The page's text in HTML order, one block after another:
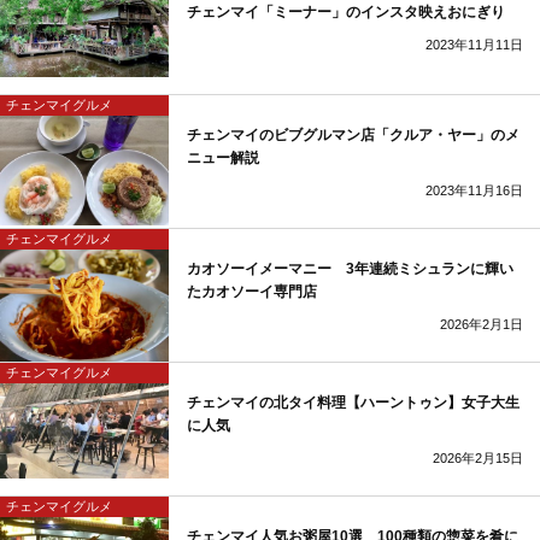
チェンマイ「ミーナー」のインスタ映えおにぎり
2023年11月11日
チェンマイグルメ
チェンマイのビブグルマン店「クルア・ヤー」のメ
ニュー解説
2023年11月16日
チェンマイグルメ
カオソーイメーマニー 3年連続ミシュランに輝い
たカオソーイ専門店
2026年2月1日
チェンマイグルメ
チェンマイの北タイ料理【ハーントゥン】女子大生
に人気
2026年2月15日
チェンマイグルメ
チェンマイ人気お粥屋10選 100種類の惣菜を肴に